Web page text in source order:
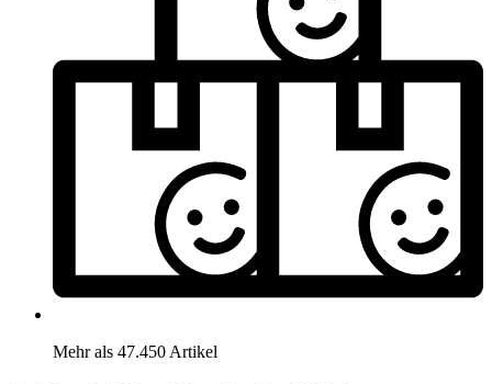
Mehr als 47.450 Artikel